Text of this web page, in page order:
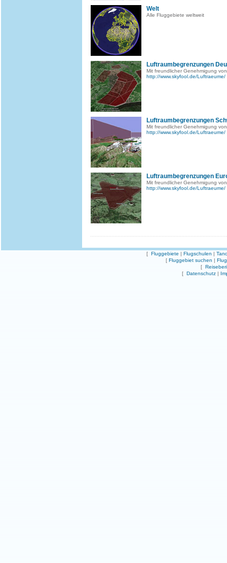
Welt
Alle Fluggebiete weltweit
Luftraumbegrenzungen
Mit freundlicher Genehmigung
http://www.skyfool.de/Luftraeume/
Luftraumbegrenzungen
Mit freundlicher Genehmigung
http://www.skyfool.de/Luftraeume/
Luftraumbegrenzungen
Mit freundlicher Genehmigung
http://www.skyfool.de/Luftraeume/
[ Fluggebiete | Flugschulen |
[ Fluggebiet suchen |
[
[ Datenschutz |